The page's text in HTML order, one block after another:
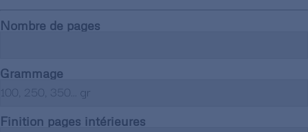
Nombre de pages
Grammage
Finition pages intérieures